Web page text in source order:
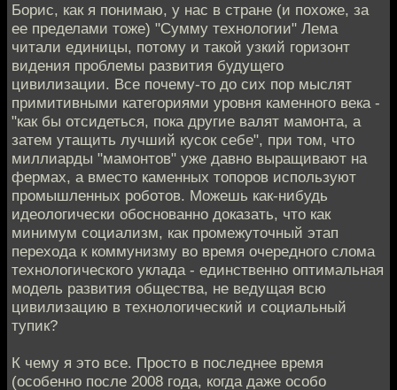
Борис, как я понимаю, у нас в стране (и похоже, за
ее пределами тоже) "Сумму технологии" Лема
читали единицы, потому и такой узкий горизонт
видения проблемы развития будущего
цивилизации. Все почему-то до сих пор мыслят
примитивными категориями уровня каменного века -
"как бы отсидеться, пока другие валят мамонта, а
затем утащить лучший кусок себе", при том, что
миллиарды "мамонтов" уже давно выращивают на
фермах, а вместо каменных топоров используют
промышленных роботов. Можешь как-нибудь
идеологически обоснованно доказать, что как
минимум социализм, как промежуточный этап
перехода к коммунизму во время очередного слома
технологического уклада - единственно оптимальная
модель развития общества, не ведущая всю
цивилизацию в технологический и социальный
тупик?
К чему я это все. Просто в последнее время
(особенно после 2008 года, когда даже особо